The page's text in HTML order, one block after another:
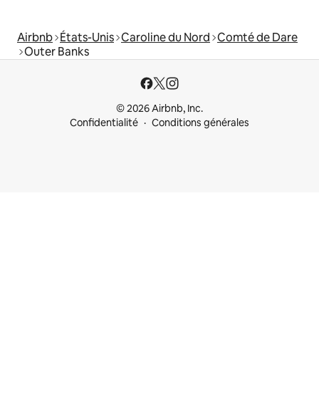
Airbnb États-Unis Caroline du Nord Comté de Dare
Outer Banks
© 2026 Airbnb, Inc.
Confidentialité
Conditions générales